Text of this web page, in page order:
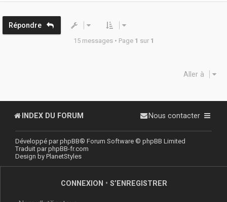
Répondre
15 messages • Page 1 sur 1
Aller à
INDEX DU FORUM Nous contacter
Développé parphpBB® Forum Software © phpBB Limited
Traduit parphpBB-fr.com
Design by PlanetStyles
CONNEXION • S’ENREGISTRER